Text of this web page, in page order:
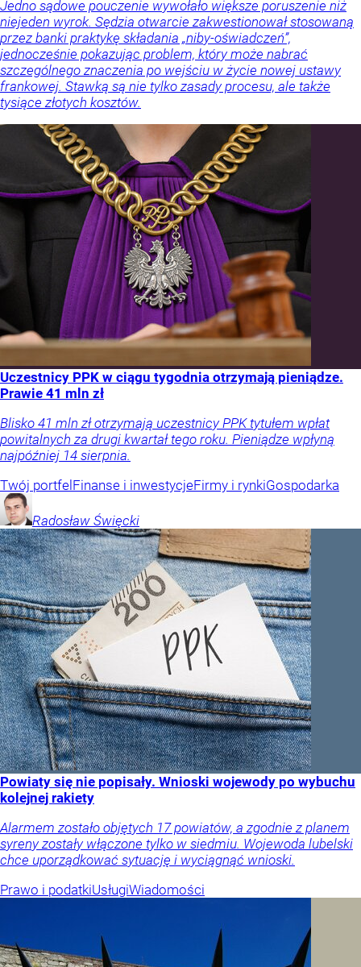
Jedno sądowe pouczenie wywołało większe poruszenie niż
niejeden wyrok. Sędzia otwarcie zakwestionował stosowaną
przez banki praktykę składania „niby-oświadczeń”,
jednocześnie pokazując problem, który może nabrać
szczególnego znaczenia po wejściu w życie nowej ustawy
frankowej. Stawką są nie tylko zasady procesu, ale także
tysiące złotych kosztów.
Uczestnicy PPK w ciągu tygodnia otrzymają pieniądze.
Prawie 41 mln zł
Blisko 41 mln zł otrzymają uczestnicy PPK tytułem wpłat
powitalnych za drugi kwartał tego roku. Pieniądze wpłyną
najpóźniej 14 sierpnia.
Twój portfelFinanse i inwestycjeFirmy i rynkiGospodarka
Radosław Święcki
Powiaty się nie popisały. Wnioski wojewody po wybuchu
kolejnej rakiety
Alarmem zostało objętych 17 powiatów, a zgodnie z planem
syreny zostały włączone tylko w siedmiu. Wojewoda lubelski
chce uporządkować sytuację i wyciągnąć wnioski.
Prawo i podatkiUsługiWiadomości